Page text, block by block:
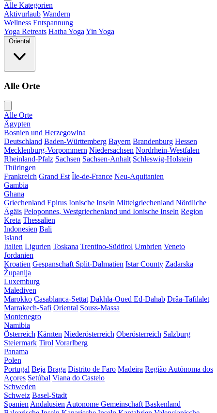
Alle Kategorien
Aktivurlaub Wandern
Wellness Entspannung
Yoga Retreats Hatha Yoga Yin Yoga
Oriental
Alle Orte
Alle Orte
Ägypten
Bosnien und Herzegowina
Deutschland Baden-Württemberg Bayern Brandenburg Hessen
Mecklenburg-Vorpommern Niedersachsen Nordrhein-Westfalen
Rheinland-Pfalz Sachsen Sachsen-Anhalt Schleswig-Holstein
Thüringen
Frankreich Grand Est Île-de-France Neu-Aquitanien
Gambia
Ghana
Griechenland Epirus Ionische Inseln Mittelgriechenland Nördliche
Ägäis Peloponnes, Westgriechenland und Ionische Inseln Region
Kreta Thessalien
Indonesien Bali
Island
Italien Ligurien Toskana Trentino-Südtirol Umbrien Veneto
Jordanien
Kroatien Gespanschaft Split-Dalmatien Istar County Zadarska
Županija
Luxemburg
Malediven
Marokko Casablanca-Settat Dakhla-Oued Ed-Dahab Drâa-Tafilalet
Marrakech-Safi Oriental Souss-Massa
Montenegro
Namibia
Österreich Kärnten Niederösterreich Oberösterreich Salzburg
Steiermark Tirol Vorarlberg
Panama
Polen
Portugal Beja Braga Distrito de Faro Madeira Região Autónoma dos
Açores Setúbal Viana do Castelo
Schweden
Schweiz Basel-Stadt
Spanien Andalusien Autonome Gemeinschaft Baskenland